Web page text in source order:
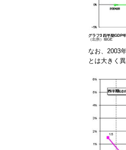
グラフ3 四半期GDP
（出所）IBGE
なお、2003
とは大きく